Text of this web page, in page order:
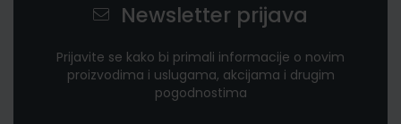
Newsletter prijava
Prijavite se kako bi primali informacije o novim
proizvodima i uslugama, akcijama i drugim
pogodnostima